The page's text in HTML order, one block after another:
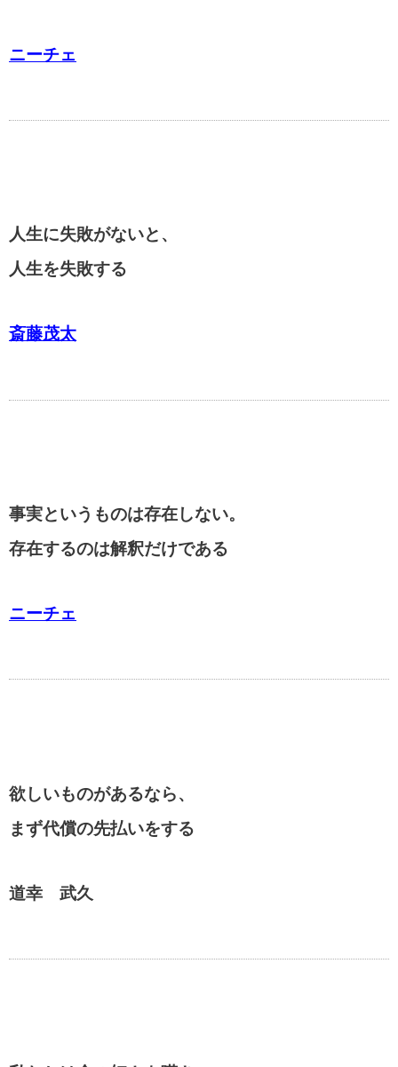
ニーチェ
人生に失敗がないと、
人生を失敗する
斎藤茂太
事実というものは存在しない。
存在するのは解釈だけである
ニーチェ
欲しいものがあるなら、
まず代償の先払いをする
道幸 武久